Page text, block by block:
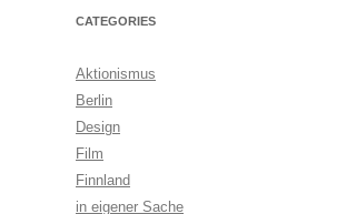
CATEGORIES
Aktionismus
Berlin
Design
Film
Finnland
in eigener Sache